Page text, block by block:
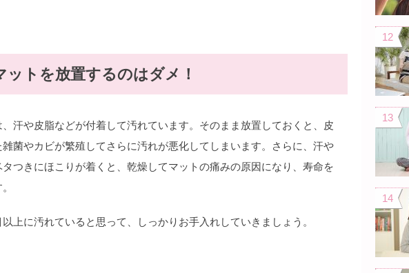
ットを放置するのはダメ！
汗や皮脂などが付着して汚れています。そのまま放置しておくと、皮
菌やカビが繁殖してさらに汚れが悪化してしまいます。さらに、汗や
つきにほこりが着くと、乾燥してマットの痛みの原因になり、寿命を
上に汚れていると思って、しっかりお手入れしていきましょう。